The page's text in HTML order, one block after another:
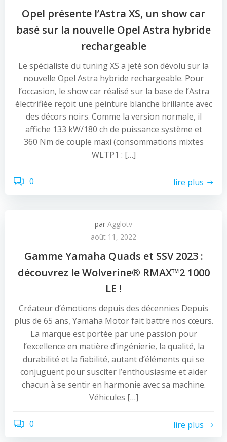
Opel présente l’Astra XS, un show car
basé sur la nouvelle Opel Astra hybride
rechargeable
Le spécialiste du tuning XS a jeté son dévolu sur la
nouvelle Opel Astra hybride rechargeable. Pour
l’occasion, le show car réalisé sur la base de l’Astra
électrifiée reçoit une peinture blanche brillante avec
des décors noirs. Comme la version normale, il
affiche 133 kW/180 ch de puissance système et
360 Nm de couple maxi (consommations mixtes
WLTP1 : […]
0 lire plus
par Agglotv
août 11, 2022
Gamme Yamaha Quads et SSV 2023 :
découvrez le Wolverine® RMAX™2 1000
LE !
Créateur d’émotions depuis des décennies Depuis
plus de 65 ans, Yamaha Motor fait battre nos cœurs.
La marque est portée par une passion pour
l’excellence en matière d’ingénierie, la qualité, la
durabilité et la fiabilité, autant d’éléments qui se
conjuguent pour susciter l’enthousiasme et aider
chacun à se sentir en harmonie avec sa machine.
Véhicules […]
0 lire plus